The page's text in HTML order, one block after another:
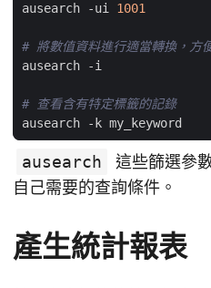
ausearch -ui 1001
# 將數值資料進行適當轉換，方
# 查看含有特定標籤的記錄
ausearch
這些篩選參
自己需要的查詢條件。
產生統計報表